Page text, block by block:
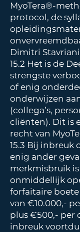
MyoTera®-
protocol, de
Dimitri
15.2 Het is de
strengste
of enig
onderwijzen
(collega’s,
cliënten). Dit is
recht van
15.3 Bij inbreuk
enig ander
merkmisbruik is
onmiddellijk
forfaitaire
van €10.000,-
plus €500,- per
inbreuk